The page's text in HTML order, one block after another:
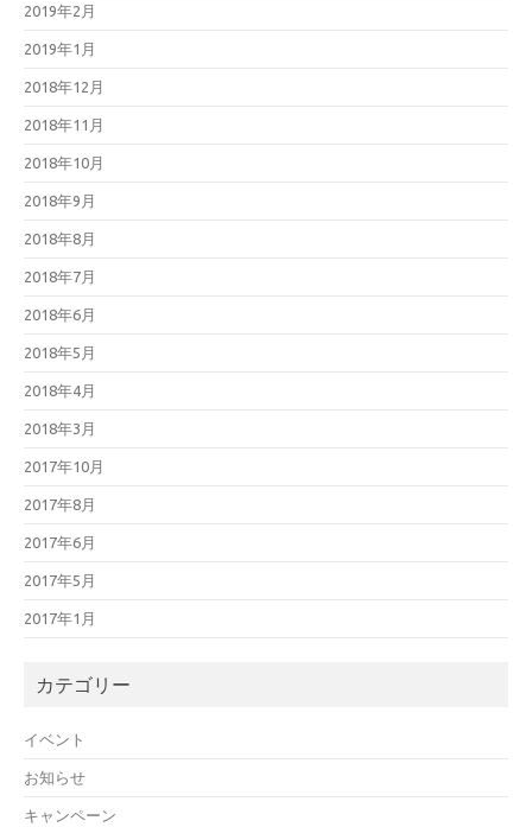
2019年2月
2019年1月
2018年12月
2018年11月
2018年10月
2018年9月
2018年8月
2018年7月
2018年6月
2018年5月
2018年4月
2018年3月
2017年10月
2017年8月
2017年6月
2017年5月
2017年1月
カテゴリー
イベント
お知らせ
キャンペーン